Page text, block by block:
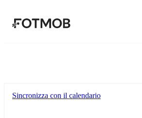
Sincronizza con il calendario